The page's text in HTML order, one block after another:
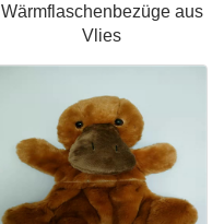
Wärmflaschenbezüge aus
Vlies